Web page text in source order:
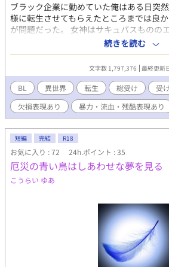
ブラック企業に勤めていた俺はある日突
様に転生させてもらえたところまでは良
が問題だった。 女神はサキュバスものの
好みを曲解し、男版のサキュバス……イン
た。しかも女神様の心付けで男にモテる
体質にされてしまった。 そのせいでモン
われるようになったけれど、ヤンデレ気
や道具を使って落とそうとしてくる精霊使
きた優しいオーガ……彼らに前世では経験
楽を与えられ、俺は過酷な世界で生きるこ
性を襲えないから男から精液をもらうし
乱になっていくのは俺の流されやすい性
の身体のせいだと言い訳して、抱かれる悦
──── ────── ※暴力・流血・凌辱
数居る。主人公が嫌がっても痛がっても犯
どが苦手な方は避けてください。 ※なん
別投稿の作品と同世界の物語ですが、キ
ぼリンクしないので気にしないでください
続きを読む
文字数 1,797,376 最終更新
BL 異世界 転生 総受け 受
欠損表現あり
暴力・流血・残酷表現あり
短編 完結 R18
お気に入り : 72 24h.ポイント : 35
厄災の青い鳥はしあわせな夢を見る
こうらい ゆあ